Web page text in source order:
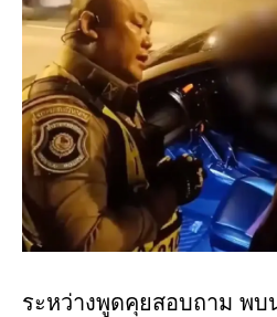
ระหว่างพูดคุยสอบถาม พบ